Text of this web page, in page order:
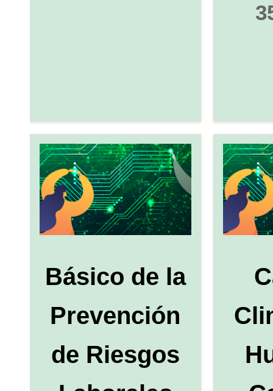
Básico de la
Prevención
de Riesgos